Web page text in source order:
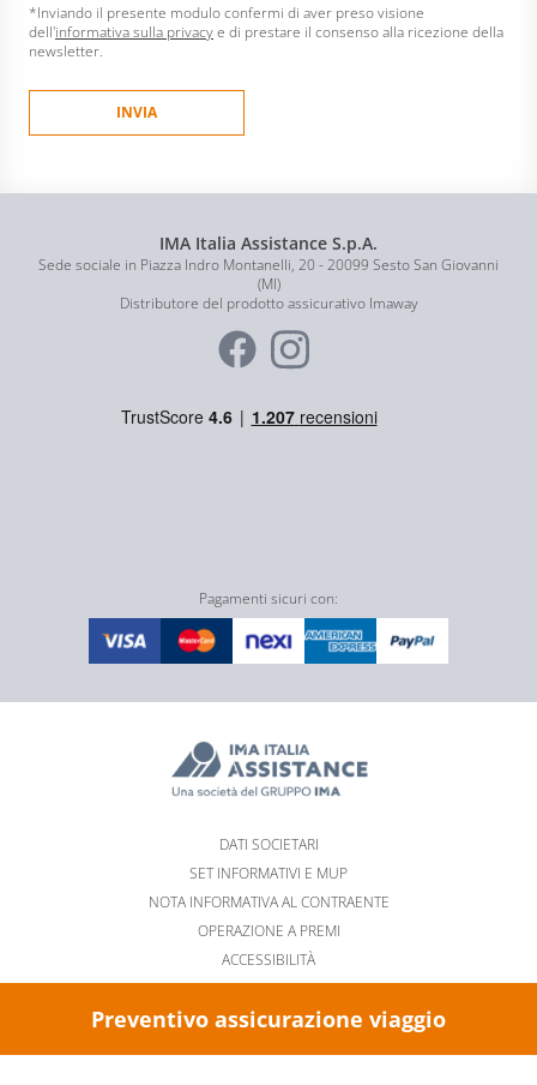
Preventivo assicurazione viaggio
*Inviando il presente modulo confermi di aver preso visione
dell'informativa sulla privacye di prestare il consenso alla ricezione della
newsletter.
IMA Italia Assistance S.p.A.
Sede sociale in Piazza Indro Montanelli, 20 - 20099 Sesto San Giovanni
(MI)
Distributore del prodotto assicurativo Imaway
Pagamenti sicuri con:
DATI SOCIETARI
SET INFORMATIVI E MUP
NOTA INFORMATIVA AL CONTRAENTE
OPERAZIONE A PREMI
ACCESSIBILITÀ
PRIVACY E COOKIE POLICY
GESTIONE COOKIE